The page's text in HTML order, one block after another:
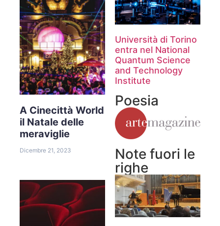
A Cinecittà World
il Natale delle
meraviglie
Dicembre 21, 2023
Università di Torino
entra nel National
Quantum Science
and Technology
Institute
Poesia
Note fuori le
righe